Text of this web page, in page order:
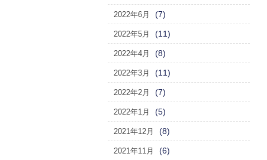
2022年6月 (7)
2022年5月 (11)
2022年4月 (8)
2022年3月 (11)
2022年2月 (7)
2022年1月 (5)
2021年12月 (8)
2021年11月 (6)